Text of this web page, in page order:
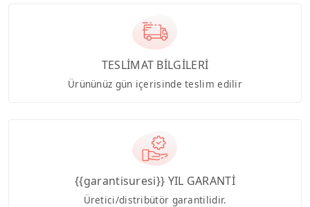
TESLİMAT BİLGİLERİ
Ürününüz gün içerisinde teslim edilir
{{garantisuresi}} YIL GARANTİ
Üretici/distribütör garantilidir.